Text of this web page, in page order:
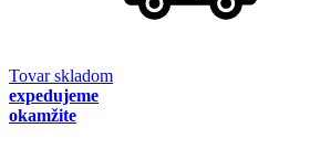
Tovar skladom
expedujeme
okamžite